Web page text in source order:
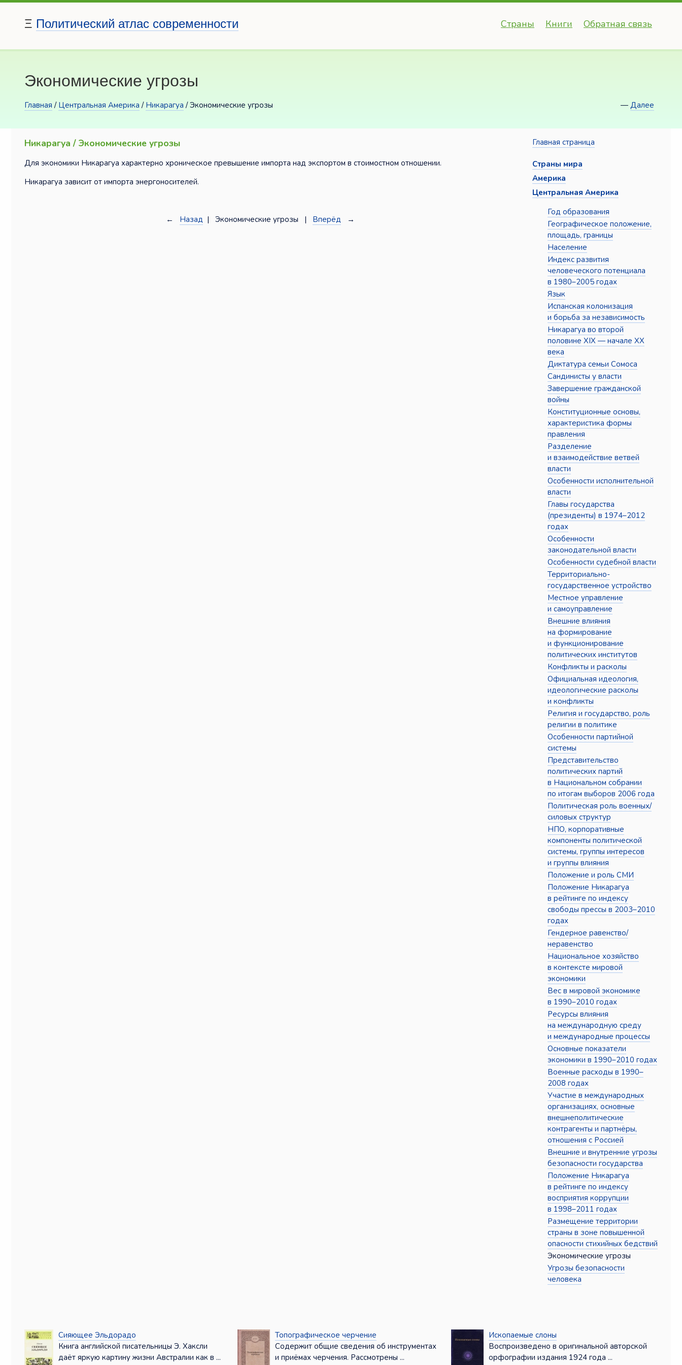
Ξ Политический атлас современности Страны Книги Обратная связь
Экономические угрозы
Главная / Центральная Америка / Никарагуа / Экономические угрозы — Далее
Никарагуа / Экономические угрозы
Для экономики Никарагуа характерно хроническое превышение импорта над экспортом в стоимостном отношении.
Никарагуа зависит от импорта энергоносителей.
← Назад | Экономические угрозы | Вперёд →
Главная страница
Страны мира
Америка
Центральная Америка
Год образования
Географическое положение,
площадь, границы
Население
Индекс развития
человеческого потенциала
в 1980–2005 годах
Язык
Испанская колонизация
и борьба за независимость
Никарагуа во второй
половине XIX — начале XX
века
Диктатура семьи Сомоса
Сандинисты у власти
Завершение гражданской
войны
Конституционные основы,
характеристика формы
правления
Разделение
и взаимодействие ветвей
власти
Особенности исполнительной
власти
Главы государства
(президенты) в 1974–2012
годах
Особенности
законодательной власти
Особенности судебной власти
Территориально-
государственное устройство
Местное управление
и самоуправление
Внешние влияния
на формирование
и функционирование
политических институтов
Конфликты и расколы
Официальная идеология,
идеологические расколы
и конфликты
Религия и государство, роль
религии в политике
Особенности партийной
системы
Представительство
политических партий
в Национальном собрании
по итогам выборов 2006 года
Политическая роль военных/
силовых структур
НПО, корпоративные
компоненты политической
системы, группы интересов
и группы влияния
Положение и роль СМИ
Положение Никарагуа
в рейтинге по индексу
свободы прессы в 2003–2010
годах
Гендерное равенство/
неравенство
Национальное хозяйство
в контексте мировой
экономики
Вес в мировой экономике
в 1990–2010 годах
Ресурсы влияния
на международную среду
и международные процессы
Основные показатели
экономики в 1990–2010 годах
Военные расходы в 1990–
2008 годах
Участие в международных
организациях, основные
внешнеполитические
контрагенты и партнёры,
отношения с Россией
Внешние и внутренние угрозы
безопасности государства
Положение Никарагуа
в рейтинге по индексу
восприятия коррупции
в 1998–2011 годах
Размещение территории
страны в зоне повышенной
опасности стихийных бедствий
Экономические угрозы
Угрозы безопасности
человека
Сияющее Эльдорадо
Книга английской писательницы Э. Хаксли
даёт яркую картину жизни Австралии как в ...
Топографическое черчение
Содержит общие сведения об инструментах
и приёмах черчения. Рассмотрены ...
Ископаемые слоны
Воспроизведено в оригинальной авторской
орфографии издания 1924 года ...